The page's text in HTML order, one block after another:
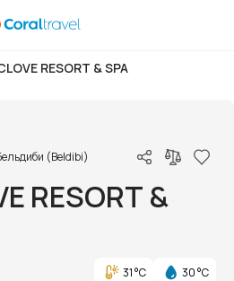
RESORT & SPA
(Beldibi)
RESORT &
31 °C
30 °C